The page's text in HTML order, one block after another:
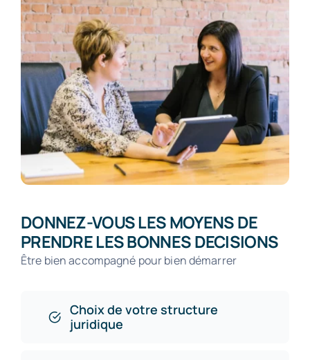
DONNEZ-VOUS LES MOYENS DE
PRENDRE LES BONNES DECISIONS
Être bien accompagné pour bien démarrer
Choix de votre structure
juridique